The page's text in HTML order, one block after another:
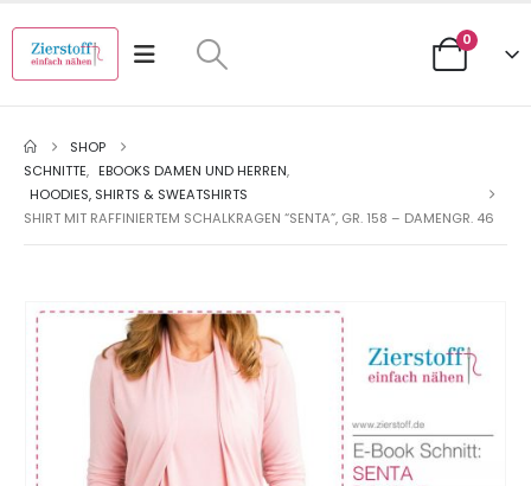
0
SHOP
SCHNITTE, EBOOKS DAMEN UND HERREN,
HOODIES, SHIRTS & SWEATSHIRTS
SHIRT MIT RAFFINIERTEM SCHALKRAGEN “SENTA”, GR. 158 – DAMENGR. 46